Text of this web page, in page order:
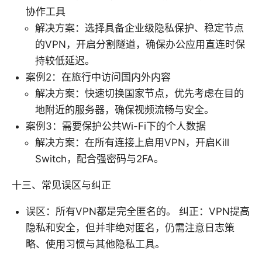
协作工具
解决方案：选择具备企业级隐私保护、稳定节点
的VPN，开启分割隧道，确保办公应用直连时保
持较低延迟。
案例2：在旅行中访问国内外内容
解决方案：快速切换国家节点，优先考虑在目的
地附近的服务器，确保视频流畅与安全。
案例3：需要保护公共Wi-Fi下的个人数据
解决方案：在所有连接上启用VPN，开启Kill
Switch，配合强密码与2FA。
十三、常见误区与纠正
误区：所有VPN都是完全匿名的。 纠正：VPN提高
隐私和安全，但并非绝对匿名，仍需注意日志策
略、使用习惯与其他隐私工具。